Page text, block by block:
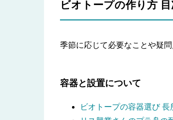
ビオトープの作り方 目
季節に応じて必要なことや疑問
容器と設置について
ビオトープの容器選び 長